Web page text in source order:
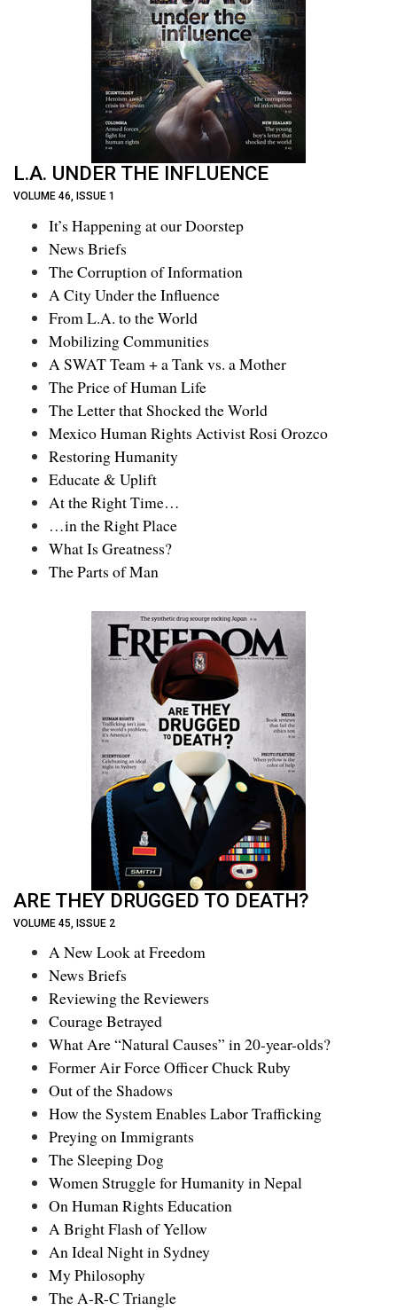
L.A. UNDER THE INFLUENCE
VOLUME 46, ISSUE 1
It’s Happening at our Doorstep
News Briefs
The Corruption of Information
A City Under the Influence
From L.A. to the World
Mobilizing Communities
A SWAT Team + a Tank vs. a Mother
The Price of Human Life
The Letter that Shocked the World
Mexico Human Rights Activist Rosi Orozco
Restoring Humanity
Educate & Uplift
At the Right Time…
…in the Right Place
What Is Greatness?
The Parts of Man
ARE THEY DRUGGED TO DEATH?
VOLUME 45, ISSUE 2
A New Look at Freedom
News Briefs
Reviewing the Reviewers
Courage Betrayed
What Are “Natural Causes” in 20-year-olds?
Former Air Force Officer Chuck Ruby
Out of the Shadows
How the System Enables Labor Trafficking
Preying on Immigrants
The Sleeping Dog
Women Struggle for Humanity in Nepal
On Human Rights Education
A Bright Flash of Yellow
An Ideal Night in Sydney
My Philosophy
The A-R-C Triangle